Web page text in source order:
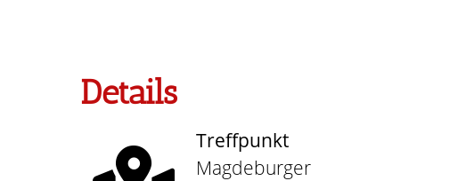
Details
Treffpunkt
Magdeburger